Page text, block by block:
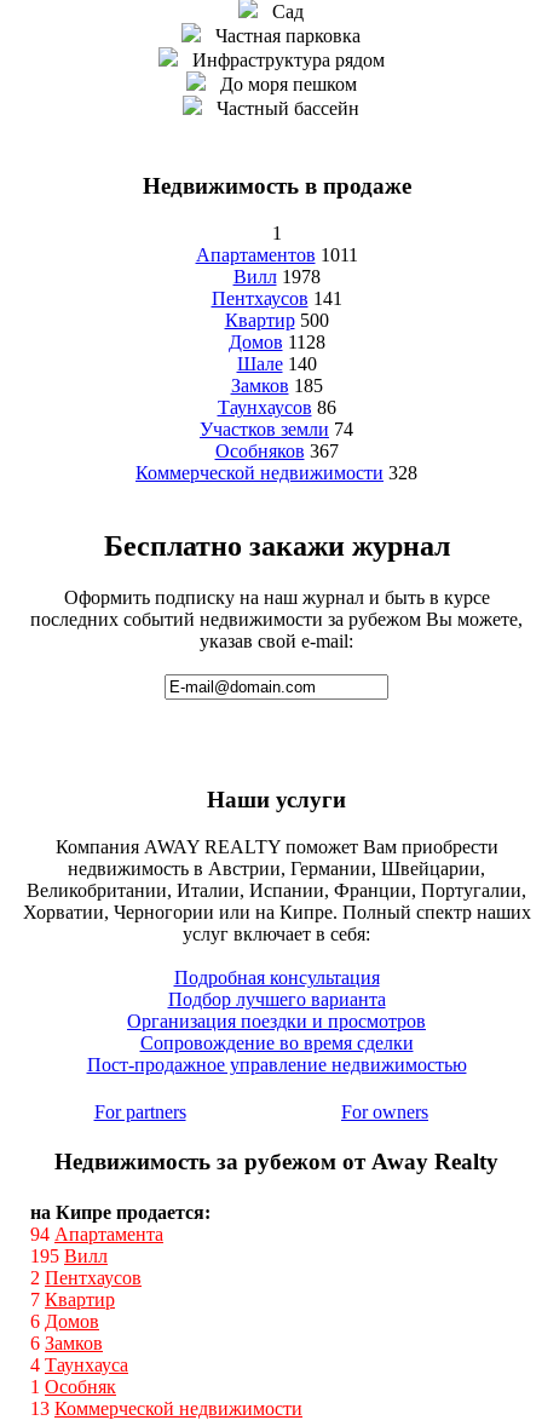
Сад
Частная парковка
Инфраструктура рядом
До моря пешком
Частный бассейн
Недвижимость в продаже
1
Апартаментов 1011
Вилл 1978
Пентхаусов 141
Квартир 500
Домов 1128
Шале 140
Замков 185
Таунхаусов 86
Участков земли 74
Особняков 367
Коммерческой недвижимости 328
Бесплатно закажи журнал
Оформить подписку на наш журнал и быть в курсе
последних событий недвижимости за рубежом Вы можете,
указав свой e-mail:
Наши услуги
Компания AWAY REALTY поможет Вам приобрести
недвижимость в Австрии, Германии, Швейцарии,
Великобритании, Италии, Испании, Франции, Португалии,
Хорватии, Черногории или на Кипре. Полный спектр наших
услуг включает в себя:
Подробная консультация
Подбор лучшего варианта
Организация поездки и просмотров
Сопровождение во время сделки
Пост-продажное управление недвижимостью
For partners For owners
Недвижимость за рубежом от Away Realty
на Кипре продается:
94 Апартамента
195 Вилл
2 Пентхаусов
7 Квартир
6 Домов
6 Замков
4 Таунхауса
1 Особняк
13 Коммерческой недвижимости